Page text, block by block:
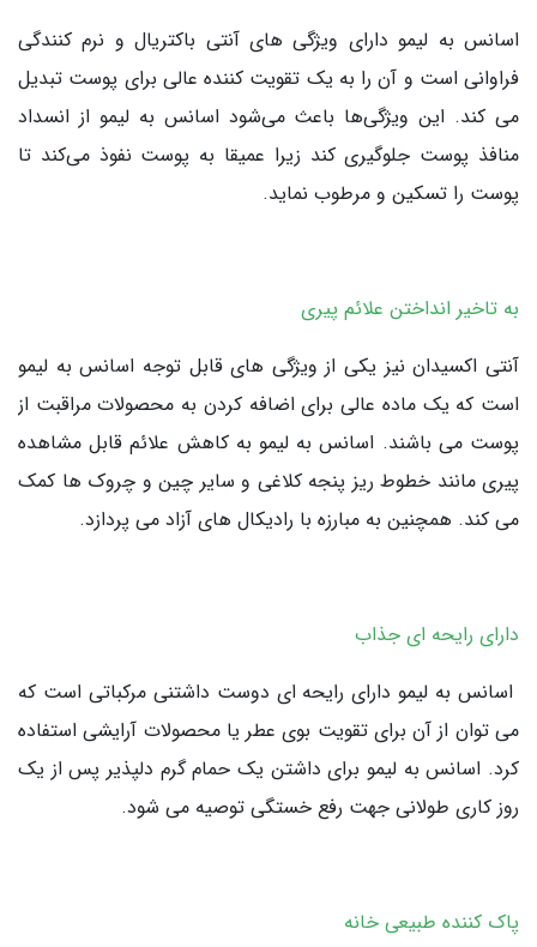
اسانس به لیمو دارای ویژگی های آنتی باکتریال و نرم کنندگی
فراوانی است و آن را به یک تقویت کننده عالی برای پوست تبدیل
می کند. این ویژگی‌ها باعث می‌شود اسانس به لیمو از انسداد
منافذ پوست جلوگیری کند زیرا عمیقا به پوست نفوذ می‌کند تا
پوست را تسکین و مرطوب نماید.
به تاخیر انداختن علائم پیری
آنتی اکسیدان نیز یکی از ویژگی های قابل توجه اسانس به لیمو
است که یک ماده عالی برای اضافه کردن به محصولات مراقبت از
پوست می باشند. اسانس به لیمو به کاهش علائم قابل مشاهده
پیری مانند خطوط ریز پنجه کلاغی و سایر چین و چروک ها کمک
می کند. همچنین به مبارزه با رادیکال های آزاد می پردازد.
دارای رایحه ای جذاب
اسانس به لیمو دارای رایحه ای دوست داشتنی مرکباتی است که
می توان از آن برای تقویت بوی عطر یا محصولات آرایشی استفاده
کرد. اسانس به لیمو برای داشتن یک حمام گرم دلپذیر پس از یک
روز کاری طولانی جهت رفع خستگی توصیه می شود.
پاک کننده طبیعی خانه